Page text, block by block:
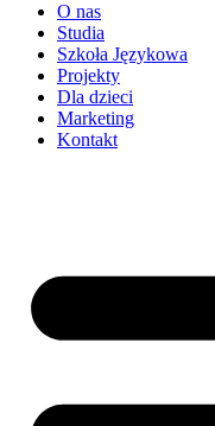
O nas
Studia
Szkoła Językowa
Projekty
Dla dzieci
Marketing
Kontakt